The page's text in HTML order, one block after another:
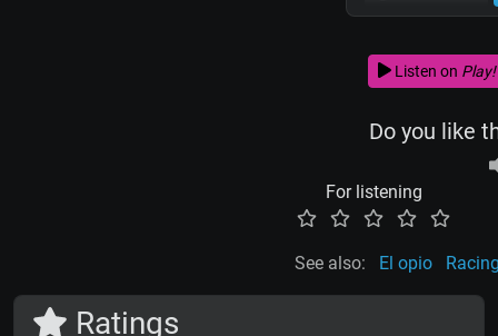
Listen on Play!
Do you like
For listening
See also: El opio
Ratings